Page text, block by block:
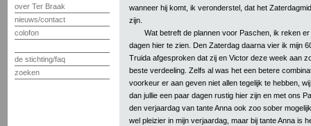
over Ter Braak
nieuws/contact
colofon
de stichting/faq
zoeken
wanneer hij komt, ik veronderstel, dat het
zijn.
Wat betreft de plannen voor Paschen, ik reken
dagen hier te zien. Den Zaterdag daarna vier ik mijn
Truida afgesproken dat zij en Victor deze week aan
beste verdeeling. Zelfs al was het een betere
voorkeur er aan geven niet allen tegelijk te hebben,
dan jullie een paar dagen rustig hier zijn en met ons
den verjaardag van tante Anna ook zoo sober
wel pleizier in mijn verjaardag, maar bij tante Anna is